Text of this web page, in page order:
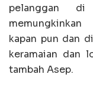
pelanggan di
kapan pun dan
keramaian dan
tambah Asep.